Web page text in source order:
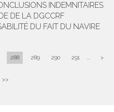
INDEMNITAIRES
DE LA DGCCRF
DU FAIT DU NAVIRE
288 289 290 291 ... >
>>